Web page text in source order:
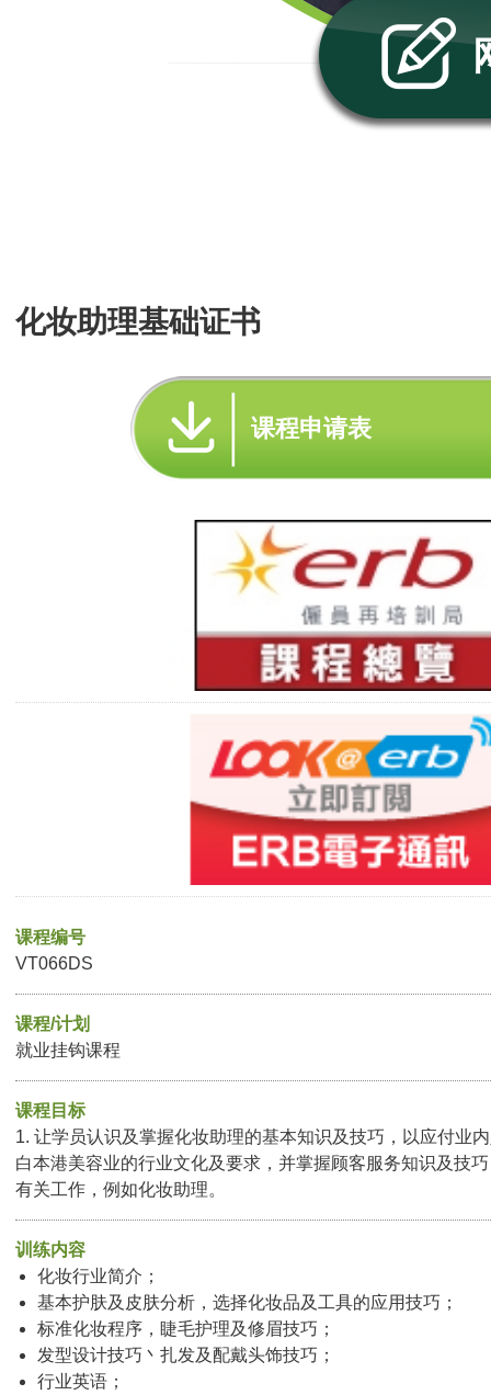
化妆助理基础证书
课程申请表
课程编号
VT066DS
课程/计划
就业挂钩课程
课程目标
1. 让学员认识及掌握化妆助理的基本知识及技巧，以应付业
白本港美容业的行业文化及要求，并掌握顾客服务知识及技
有关工作，例如化妆助理。
训练内容
化妆行业简介；
基本护肤及皮肤分析，选择化妆品及工具的应用技巧；
标准化妆程序，睫毛护理及修眉技巧；
发型设计技巧丶扎发及配戴头饰技巧；
行业英语；